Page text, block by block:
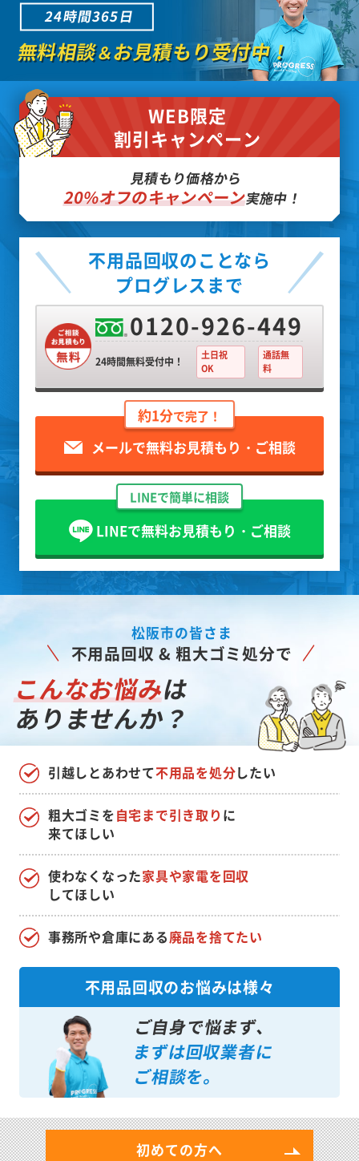
24時間365日
無料相談＆お見積もり受付中！
WEB限定
割引キャンペーン
見積もり価格から
20%オフのキャンペーン実施中！
不用品回収のことなら
プログレスまで
0120-926-449
24時間無料受付中！
土日祝
OK
通話無
料
約1分で完了！
メールで無料お見積もり・ご相談
LINEで簡単に相談
LINEで無料お見積もり・ご相談
松阪市の皆さま
不用品回収 & 粗大ゴミ処分で
こんなお悩みは
ありませんか？
引越しとあわせて不用品を処分したい
使わなくなった家具や家電を回収
してほしい
粗大ゴミを自宅まで引き取り に
来てほしい
事務所や倉庫にある廃品を捨てたい
不用品回収のお悩みは様々
ご自身で悩まず、
まずは回収業者に
ご相談を。
初めての方へ